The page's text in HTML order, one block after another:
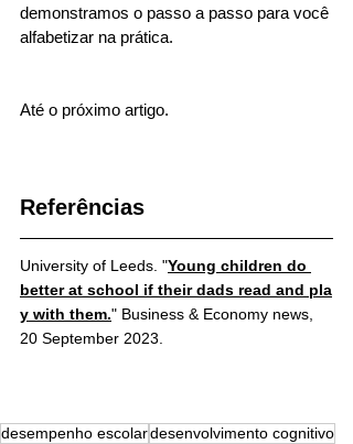
demonstramos o passo a passo para você
alfabetizar na prática.
Até o próximo artigo.
Referências
University of Leeds. "Young children do
better at school if their dads read and pla
y with them." Business & Economy news,
20 September 2023.
desempenho escolardesenvolvimento cognitivo